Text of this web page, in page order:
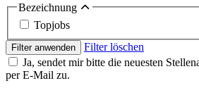
Bezeichnung
Topjobs
Filter anwenden
Filter löschen
Ja, sendet mir bitte die neuesten
per E-Mail zu.